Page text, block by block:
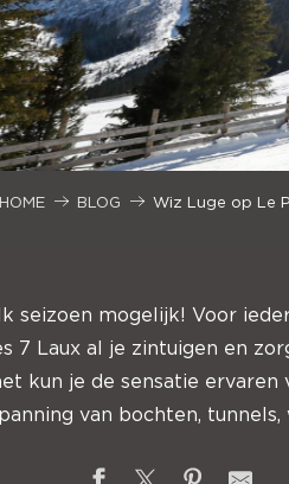
HOME BLOG Wiz Luge op Le
seizoen mogelijk! Voor
7 Laux al je zintuigen en
kun je de sensatie
van bochten, tunnels,